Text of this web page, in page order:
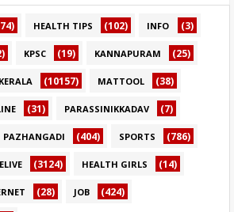
HEALTH TIPS (102) INFO (3)
KPSC (19) KANNAPURAM (25)
KERALA (10157) MATTOOL (38)
(31) PARASSINIKKADAV (7)
PAZHANGADI (404) SPORTS (786)
(3124) HEALTH GIRLS (14)
(28) JOB (424)